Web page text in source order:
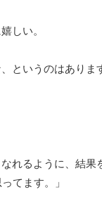
しい。
というのはありま
れるように、結
てます。」